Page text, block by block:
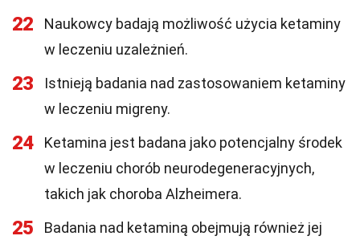
22
Naukowcy badają możliwość użycia ketaminy
w leczeniu uzależnień.
23
Istnieją badania nad zastosowaniem ketaminy
w leczeniu migreny.
24
Ketamina jest badana jako potencjalny środek
w leczeniu chorób neurodegeneracyjnych,
takich jak choroba Alzheimera.
25
Badania nad ketaminą obejmują również jej